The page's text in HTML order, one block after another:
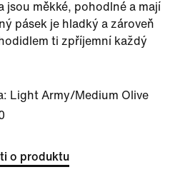
jsou měkké, pohodlné a mají
pásek je hladký a zároveň
ti zpříjemní každý
Light Army/Medium Olive
o produktu